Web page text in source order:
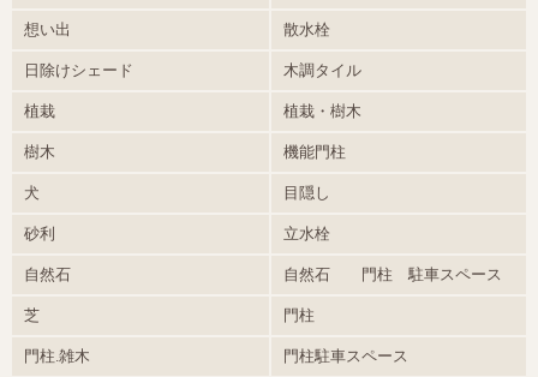
想い出 散水栓
日除けシェード 木調タイル
植栽 植栽・樹木
樹木 機能門柱
犬 目隠し
砂利 立水栓
自然石 自然石 門柱 駐車スペース
芝 門柱
門柱.雑木 門柱駐車スペース